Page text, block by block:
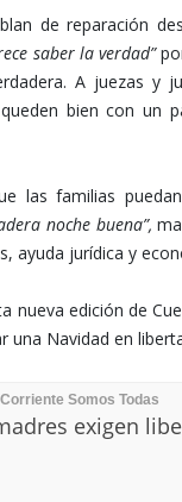
de reparación
saber la verdad”
A juezas y
bien con un
las familias
noche buena”,
ayuda jurídica y
nueva edición de
una Navidad en